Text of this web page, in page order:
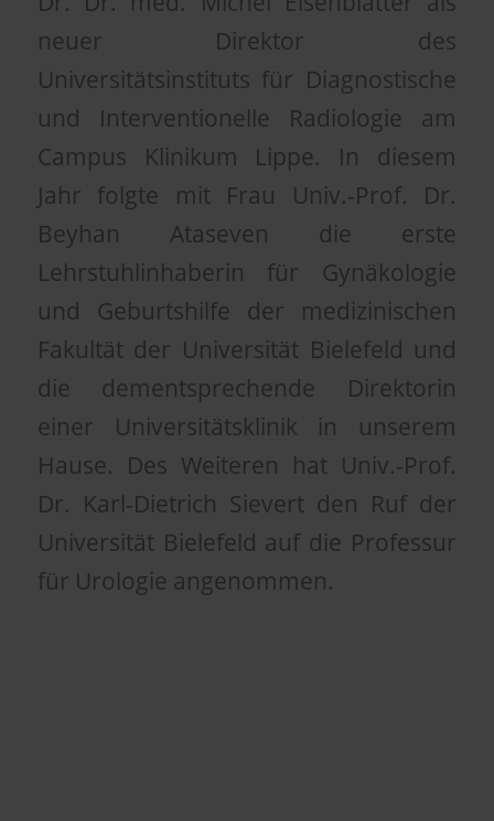
neuer Direktor des
Universitätsinstituts für Diagnostische
und Interventionelle Radiologie am
Campus Klinikum Lippe. In diesem
Jahr folgte mit Frau Univ.-Prof. Dr.
Beyhan Ataseven die erste
Lehrstuhlinhaberin für Gynäkologie
und Geburtshilfe der medizinischen
Fakultät der Universität Bielefeld und
die dementsprechende Direktorin
einer Universitätsklinik in unserem
Hause. Des Weiteren hat Univ.-Prof.
Dr. Karl-Dietrich Sievert den Ruf der
Universität Bielefeld auf die Professur
für Urologie angenommen.